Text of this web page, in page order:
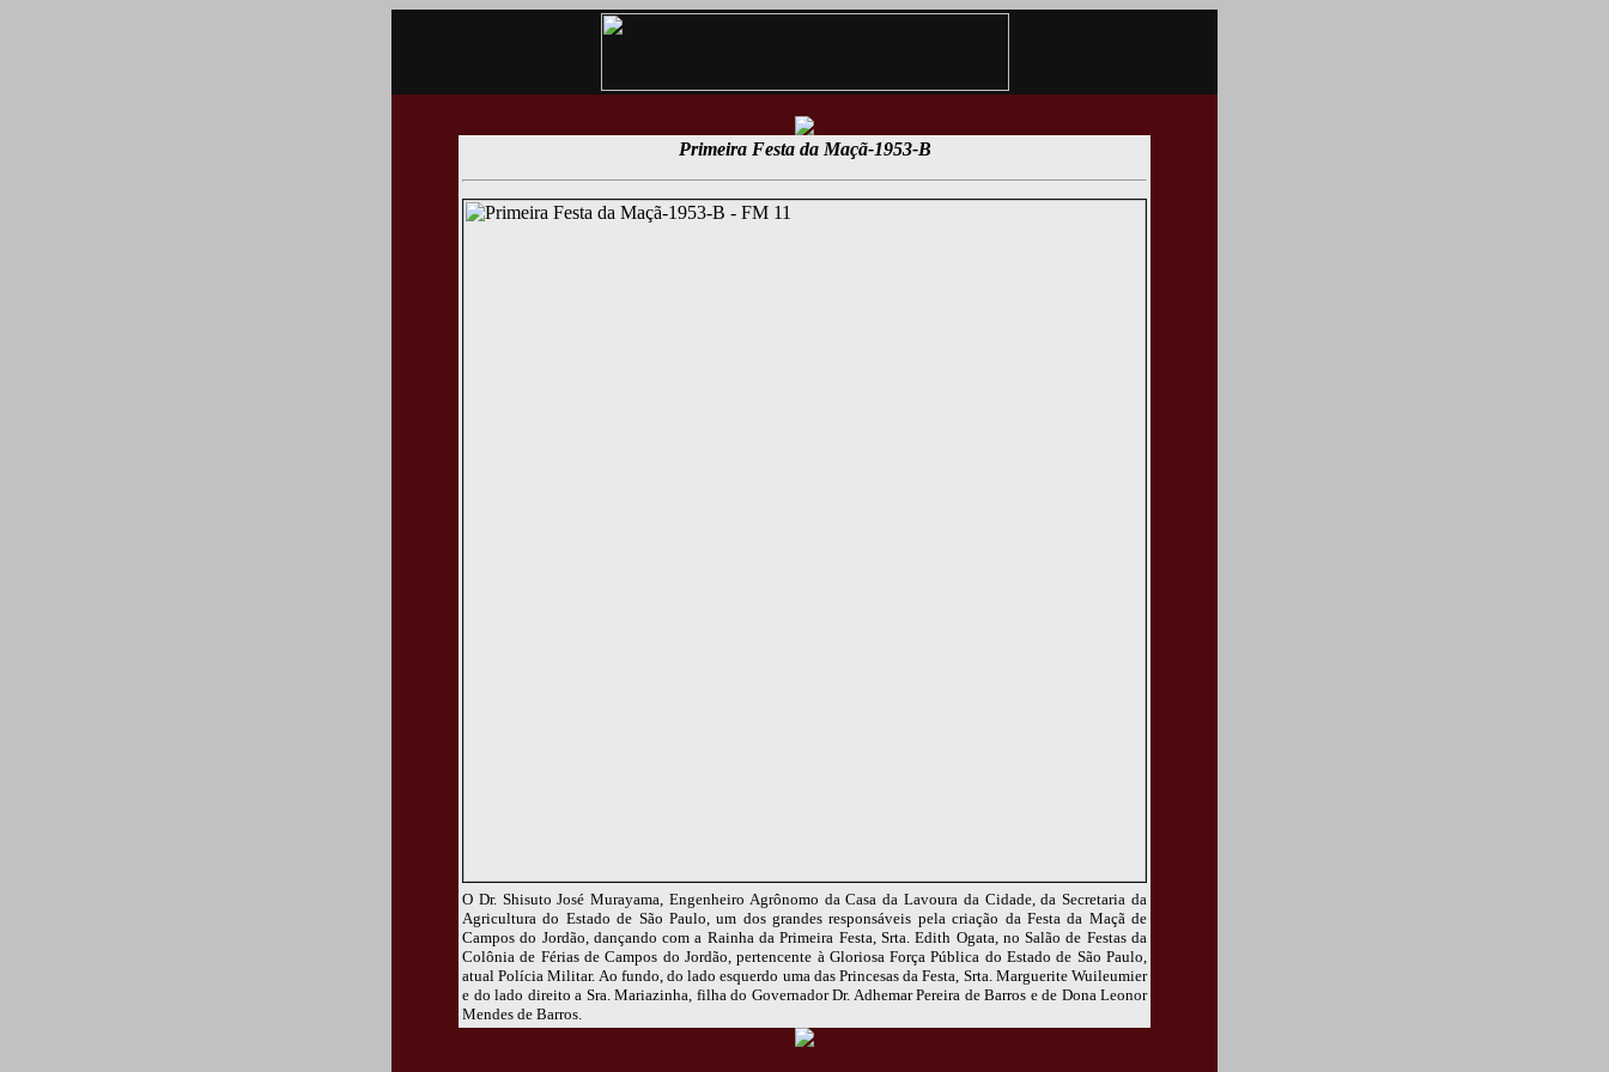
Primeira Festa da Maçã-1953-B
O Dr. Shisuto José Murayama, Engenheiro Agrônomo da Casa da Lavoura da Cidade, da Secretaria da
Agricultura do Estado de São Paulo, um dos grandes responsáveis pela criação da Festa da Maçã de
Campos do Jordão, dançando com a Rainha da Primeira Festa, Srta. Edith Ogata, no Salão de Festas da
Colônia de Férias de Campos do Jordão, pertencente à Gloriosa Força Pública do Estado de São Paulo,
atual Polícia Militar. Ao fundo, do lado esquerdo uma das Princesas da Festa, Srta. Marguerite Wuileumier
e do lado direito a Sra. Mariazinha, filha do Governador Dr. Adhemar Pereira de Barros e de Dona Leonor
Mendes de Barros.